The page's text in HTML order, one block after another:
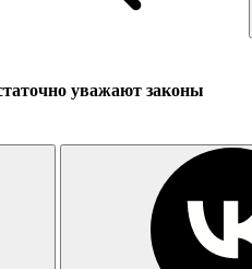
уважают законы